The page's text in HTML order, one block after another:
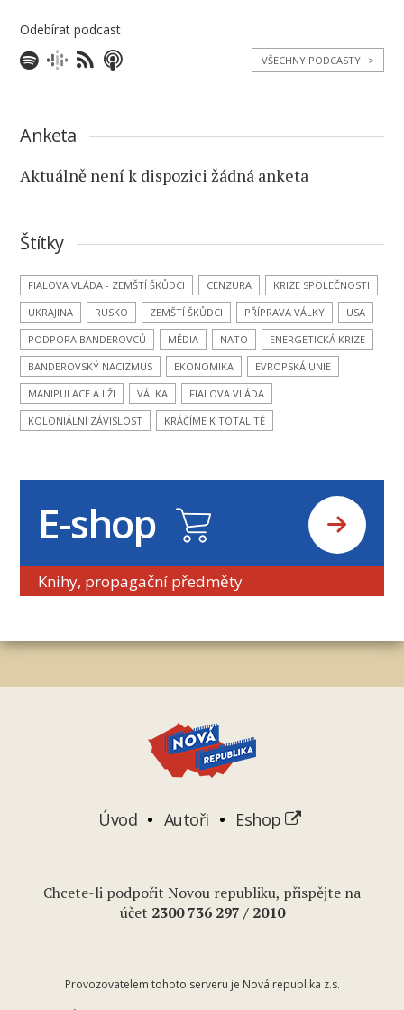
Odebírat podcast
VŠECHNY PODCASTY >
Anketa
Aktuálně není k dispozici žádná anketa
Štítky
FIALOVA VLÁDA - ZEMŠTÍ ŠKŮDCI CENZURA
KRIZE SPOLEČNOSTI
UKRAJINA
RUSKO ZEMŠTÍ ŠKŮDCI PŘÍPRAVA VÁLKY
USA
PODPORA BANDEROVCŮ
MÉDIA NATO
ENERGETICKÁ KRIZE
BANDEROVSKÝ NACIZMUS
EKONOMIKA
EVROPSKÁ UNIE
MANIPULACE A LŽI
VÁLKA
FIALOVA VLÁDA
KOLONIÁLNÍ ZÁVISLOST
KRÁČÍME K TOTALITĚ
E-shop
Knihy, propagační předměty
Úvod Autoři Eshop
Chcete-li podpořit Novou republiku, přispějte na
účet 2300 736 297 / 2010
Provozovatelem tohoto serveru je Nová republika z.s.